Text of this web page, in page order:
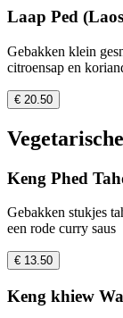
Laap Ped
Gebakken klein
citroensap en
€ 20.50
Keng Phed
Gebakken stukjes
een rode curry saus
€ 13.50
Keng khiew